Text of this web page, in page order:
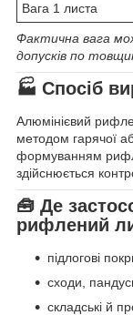
Вага 1 листа
Фактична вага
допусків по
🏭 Спосіб
Алюмінієвий
методом гарячої
формуванням
здійснюється
🧰 Де
рифлений
підлогові
сходи,
складські й